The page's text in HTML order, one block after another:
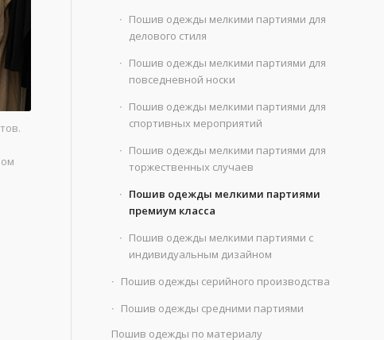
Пошив одежды мелкими партиями для
делового стиля
Пошив одежды мелкими партиями для
повседневной носки
Пошив одежды мелкими партиями для
спортивных мероприятий
Пошив одежды мелкими партиями для
торжественных случаев
Пошив одежды мелкими партиями
премиум класса
Пошив одежды мелкими партиями с
индивидуальным дизайном
Пошив одежды серийного производства
Пошив одежды средними партиями
Пошив одежды по материалу